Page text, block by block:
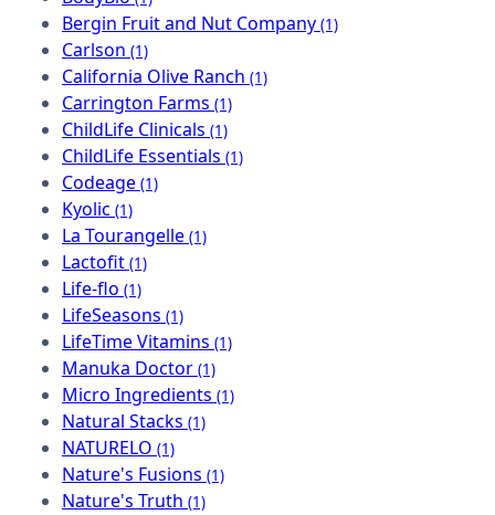
Bergin Fruit and Nut Company (1)
Carlson (1)
California Olive Ranch (1)
Carrington Farms (1)
ChildLife Clinicals (1)
ChildLife Essentials (1)
Codeage (1)
Kyolic (1)
La Tourangelle (1)
Lactofit (1)
Life-flo (1)
LifeSeasons (1)
LifeTime Vitamins (1)
Manuka Doctor (1)
Micro Ingredients (1)
Natural Stacks (1)
NATURELO (1)
Nature's Fusions (1)
Nature's Truth (1)